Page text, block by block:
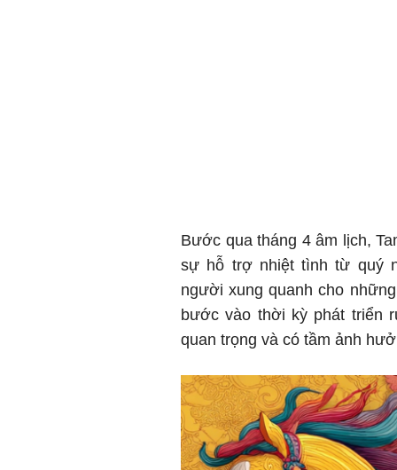
Bước qua tháng 4 âm lịch,
sự hỗ trợ nhiệt tình từ quý
người xung quanh cho
bước vào thời kỳ phát triển
quan trọng và có tầm ảnh